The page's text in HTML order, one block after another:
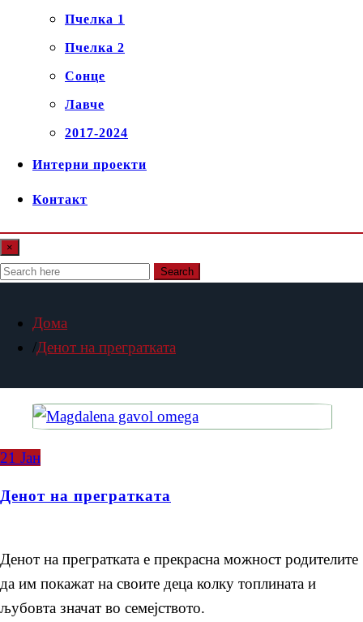
Пчелка 1
Пчелка 2
Сонце
Лавче
2017-2024
Интерни проекти
Контакт
×
Search
Дома
Денот на прегратката
21 Јан
Денот на прегратката
Денот на прегратката е прекрасна можност родителите
да им покажат на своите деца колку топлината и
љубовта значат во семејството.